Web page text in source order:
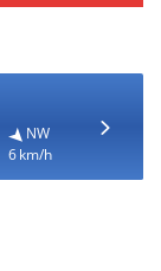
NW
6 km/h